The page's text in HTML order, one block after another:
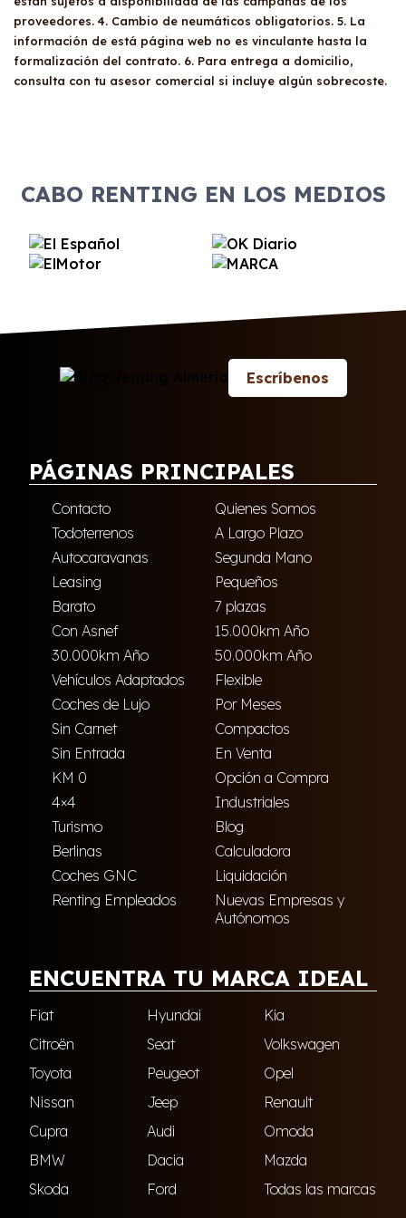
carnet de conducir por ambas caras.
la solvencia económica y la presencia en listas
de morosidad pueden influir en la decisión. En
algunos casos, la presentación de un aval
solvente puede facilitar la aprobación del
proveedores. 4. Cambio de neumáticos obligatorios. 5. La
información de está página web no es vinculante hasta la
formalización del contrato. 6. Para entrega a domicilio,
consulta con tu asesor comercial si incluye algún sobrecoste.
CABO RENTING EN LOS MEDIOS
Escríbenos
PÁGINAS PRINCIPALES
Contacto
Quienes Somos
Todoterrenos
A Largo Plazo
Autocaravanas
Segunda Mano
Leasing
Pequeños
Barato
7 plazas
Con Asnef
15.000km Año
30.000km Año
50.000km Año
Vehículos Adaptados
Flexible
Coches de Lujo
Por Meses
Sin Carnet
Compactos
Sin Entrada
En Venta
KM 0
Opción a Compra
4×4
Industriales
Turismo
Blog
Berlinas
Calculadora
Coches GNC
Liquidación
Renting Empleados
Nuevas Empresas y
Autónomos
ENCUENTRA TU MARCA IDEAL
Fiat Hyundai
Kia
Citroën
Seat
Volkswagen
Toyota
Peugeot
Opel
Nissan
Jeep
Renault
Cupra
Audi
Omoda
BMW
Dacia
Mazda
Skoda
Ford Todas las marcas